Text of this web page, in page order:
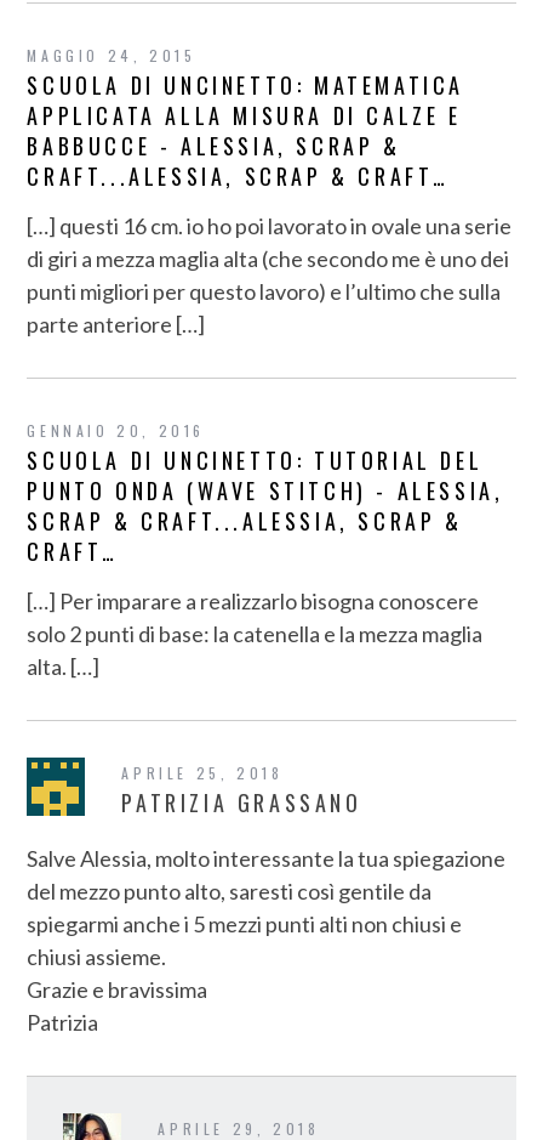
MAGGIO 24, 2015
SCUOLA DI UNCINETTO: MATEMATICA
APPLICATA ALLA MISURA DI CALZE E
BABBUCCE - ALESSIA, SCRAP &
CRAFT...ALESSIA, SCRAP & CRAFT…
[…] questi 16 cm. io ho poi lavorato in ovale una serie
di giri a mezza maglia alta (che secondo me è uno dei
punti migliori per questo lavoro) e l’ultimo che sulla
parte anteriore […]
GENNAIO 20, 2016
SCUOLA DI UNCINETTO: TUTORIAL DEL
PUNTO ONDA (WAVE STITCH) - ALESSIA,
SCRAP & CRAFT...ALESSIA, SCRAP &
CRAFT…
[…] Per imparare a realizzarlo bisogna conoscere
solo 2 punti di base: la catenella e la mezza maglia
alta. […]
APRILE 25, 2018
PATRIZIA GRASSANO
Salve Alessia, molto interessante la tua spiegazione
del mezzo punto alto, saresti così gentile da
spiegarmi anche i 5 mezzi punti alti non chiusi e
chiusi assieme.
Grazie e bravissima
Patrizia
APRILE 29, 2018